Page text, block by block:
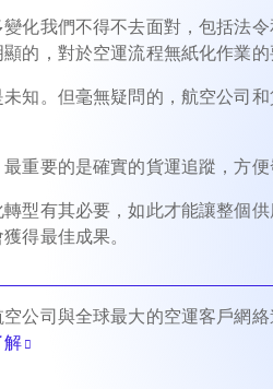
化我們不得不去面對，包括法
的，對於空運流程無紙化作業的
知。但毫無疑問的，航空公司
重要的是確實的貨運追蹤，方便
轉型有其必要，如此才能讓整個
得最佳成果。
公司與全球最大的空運客戶網
解